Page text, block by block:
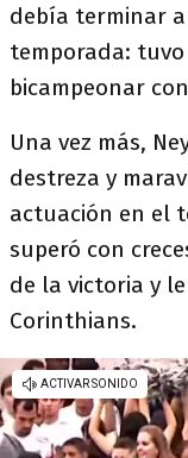
debía terminar
temporada:
bicampeonar
Una vez más,
destreza y
actuación en el
superó con
de la victoria y
Corinthians.